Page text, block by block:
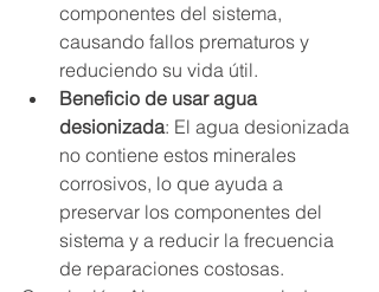
componentes del sistema,
causando fallos prematuros y
reduciendo su vida útil.
Beneficio de usar agua
desionizada: El agua desionizada
no contiene estos minerales
corrosivos, lo que ayuda a
preservar los componentes del
sistema y a reducir la frecuencia
de reparaciones costosas.